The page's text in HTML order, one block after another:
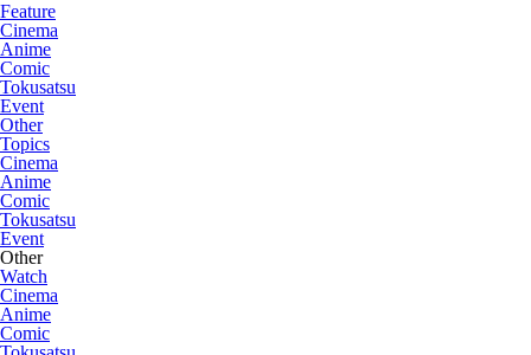
Feature
Cinema
Anime
Comic
Tokusatsu
Event
Other
Topics
Cinema
Anime
Comic
Tokusatsu
Event
Other
Watch
Cinema
Anime
Comic